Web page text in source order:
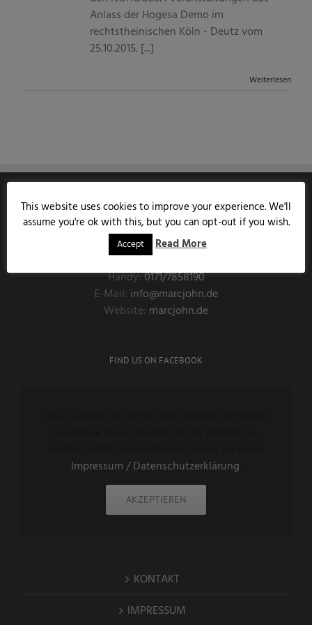
Anlass der Hogesa Demo im
rechtstheinischen Köln - Deutz vom
25.10.2015. [...]
Weiterlesen
MARCJOHN.DE
Austrasse 85
53343 Wachtberg
Handy:0171/7858190
E-Mail: info@marcjohn.de
Website: marcjohn.de
FIND US ON FACEBOOK
Impressum / Datenschutzerklärung
AKZEPTIEREN
KONTAKT
IMPRESSUM
This website uses cookies to improve your experience. We'll
assume you're ok with this, but you can opt-out if you wish.
Accept Read More